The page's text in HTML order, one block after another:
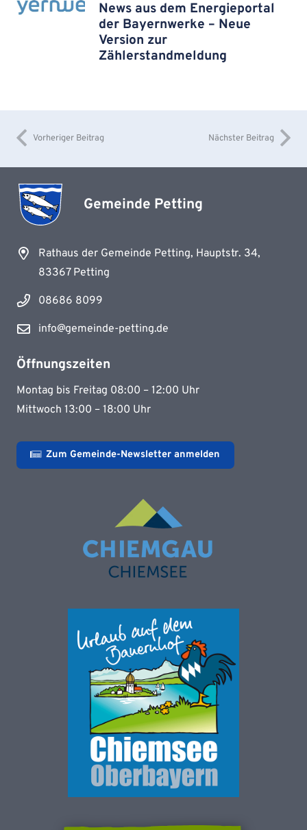
News aus dem Energieportal
der Bayernwerke – Neue
Version zur
Zählerstandmeldung
Vorheriger Beitrag Nächster Beitrag
Gemeinde Petting
Rathaus der Gemeinde Petting, Hauptstr. 34,
83367 Petting
08686 8099
info@gemeinde-petting.de
Öffnungszeiten
Montag bis Freitag 08:00 – 12:00 Uhr
Mittwoch 13:00 – 18:00 Uhr
Zum Gemeinde-Newsletter anmelden